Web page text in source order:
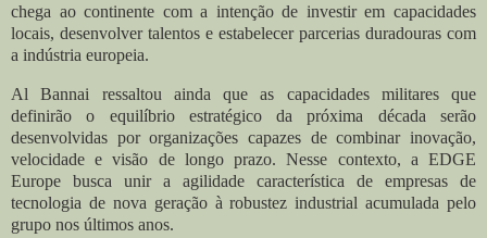
chega ao continente com a intenção de investir em capacidades
locais, desenvolver talentos e estabelecer parcerias duradouras com
a indústria europeia.
Al Bannai ressaltou ainda que as capacidades militares que
definirão o equilíbrio estratégico da próxima década serão
desenvolvidas por organizações capazes de combinar inovação,
velocidade e visão de longo prazo. Nesse contexto, a EDGE
Europe busca unir a agilidade característica de empresas de
tecnologia de nova geração à robustez industrial acumulada pelo
grupo nos últimos anos.